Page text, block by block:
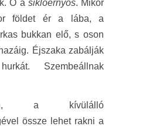
Ő a siklóernyős. Mikor
földet ér a lába, a
bukkan elő, s oson
Éjszaka zabálják
Szembeállnak
a kívülálló
össze lehet rakni a